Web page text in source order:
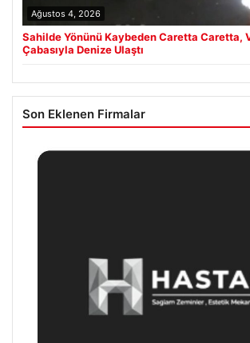
Ağustos 4, 2026
Sahilde Yönünü Kaybeden Caretta Caretta,
Çabasıyla Denize Ulaştı
Son Eklenen Firmalar